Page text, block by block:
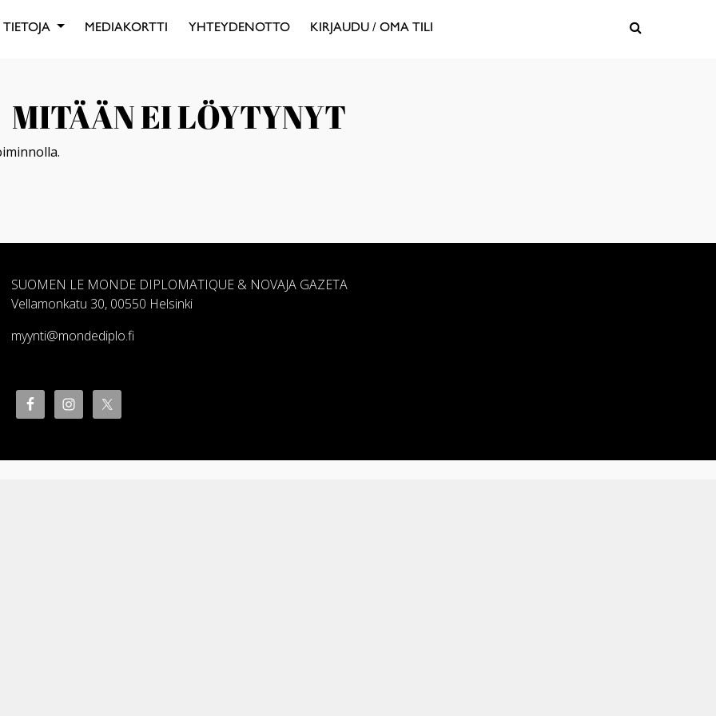
TIETOJA MEDIAKORTTI YHTEYDENOTTO KIRJAUDU / OMA TILI
MITÄÄN EI LÖYTYNYT
SUOMEN LE MONDE DIPLOMATIQUE & NOVAJA GAZETA
Vellamonkatu 30, 00550 Helsinki
myynti@mondediplo.fi